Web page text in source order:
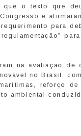
que o texto que
e
para
na avaliação
no Brasil,
reforço
ambiental